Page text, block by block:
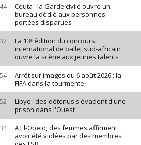
Ceuta : la Garde civile ouvre un
bureau dédié aux personnes
portées disparues
La 13ᵉ édition du concours
international de ballet sud-africain
ouvre la scène aux jeunes talents
Arrêt sur images du 6 août 2026 : la
FIFA dans la tourmente
Libye : des détenus s'évadent d'une
prison dans l'Ouest
A El-Obeid, des femmes affirment
avoir été violées par des membres